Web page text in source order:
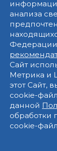
анализа
Сайт
Метрика и
этот Сайт,
cookie-
данной
обработки
cookie-